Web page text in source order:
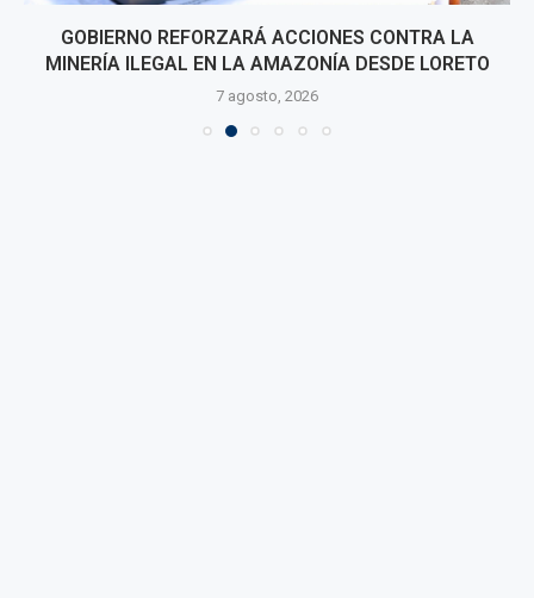
GOBIERNO REFORZARÁ ACCIONES CONTRA LA
MINERÍA ILEGAL EN LA AMAZONÍA DESDE LORETO
7 agosto, 2026